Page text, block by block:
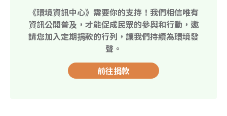
《環境資訊中心》需要你的支持！我們相信唯有
資訊公開普及，才能促成民眾的參與和行動，邀
請您加入定期捐款的行列，讓我們持續為環境發
聲。
前往捐款